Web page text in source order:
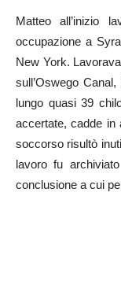
Matteo all’inizio
occupazione a
New York.
sull’Oswego
lungo quasi 39
accertate, cadde in
soccorso risultò
lavoro fu
conclusione a cui